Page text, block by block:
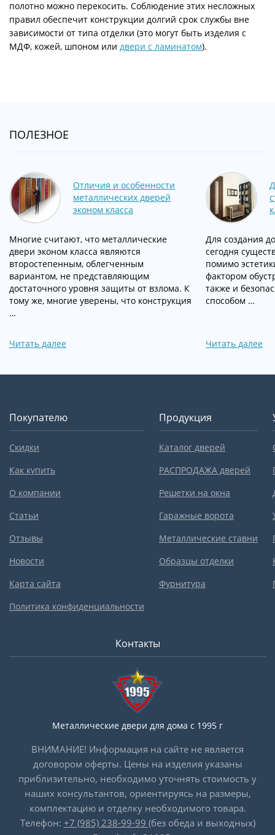
полотно можно перекосить. Соблюдение этих несложных
правил обеспечит конструкции долгий срок службы вне
зависимости от типа отделки (это могут быть изделия с
МДФ, кожей, шпоном или двери с ламинатом).
ПОЛЕЗНОЕ
Отличия и особенности
металлических дверей
эконом класса
Многие считают, что металлические
двери эконом класса являются
второстепенным, облегченным
вариантом, не представляющим
достаточного уровня защиты от взлома. К
тому же, многие уверены, что конструкция
…
Читать далее
Для создания
сегодня
помимо
фактором
также и
способом …
Читать далее
Покупателю
Скидки
Как купить
О компании
Статьи
Отзывы
Новости
Карта сайта
Политика конфиденциальности
Продукция
Каталог дверей
РАСПРОДАЖА дверей
Решетки на окна
Гаражные ворота
Металлические ставни
Образцы отделки
Фурнитура
Контакты
Металлические двери для дома с 1995 г
ВНИМАНИЕ! Информация на сайте не является
договором оферты. Цены на изделия указаны
приблизительно, необходимо уточнять стоимость у
наших консультантов, ориентируясь на размеры,
комплектацию и отделку необходимого товара.
Телефон: +7 (985) 238-99-99 (без обеда и выходных)